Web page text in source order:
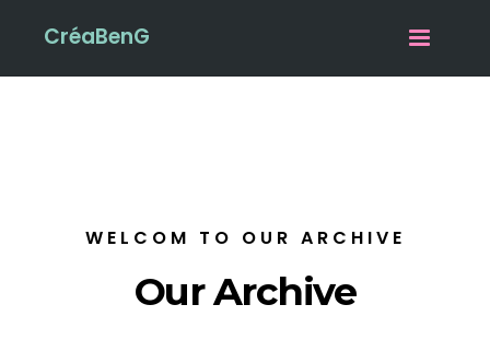
Toggle
CréaBenG
WELCOM TO OUR ARCHIVE
Our Archive